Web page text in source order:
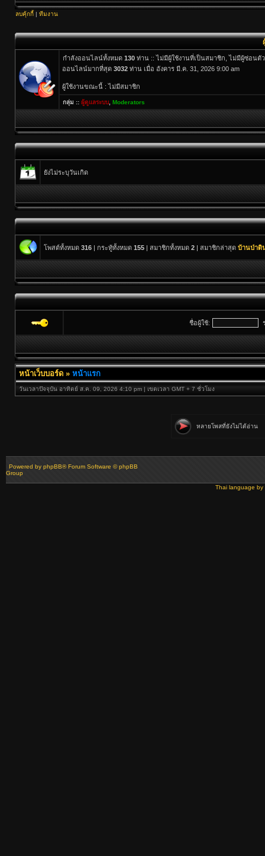
ลบคุ้กกี้ | ทีมงาน
กำลังออนไลน์ทั้งหมด 130 ท่าน :: ไม่มีผู้ใช้งานที่เป็นสมาชิก, ไม่มีผู้ซ่อนตั
ออนไลน์มากที่สุด 3032 ท่าน เมื่อ อังคาร มี.ค. 31, 2026 9:00 am
ผู้ใช้งานขณะนี้ : ไม่มีสมาชิก
กลุ่ม :: ผู้ดูแลระบบ Moderators
ยังไม่ระบุวันเกิด
โพสต์ทั้งหมด 316 | กระทู้ทั้งหมด 155 | สมาชิกทั้งหมด 2 | สมาชิกล่าสุด บ้านป่าดิ
ชื่อผู้ใช้:
หน้าเว็บบอร์ด » หน้าแรก
วันเวลาปัจจุบัน อาทิตย์ ส.ค. 09, 2026 4:10 pm | เขตเวลา GMT + 7 ชั่วโมง
หลายโพสที่ยังไม่ได้อ่าน
Powered by phpBB® Forum Software © phpBB
Group
Thai language by